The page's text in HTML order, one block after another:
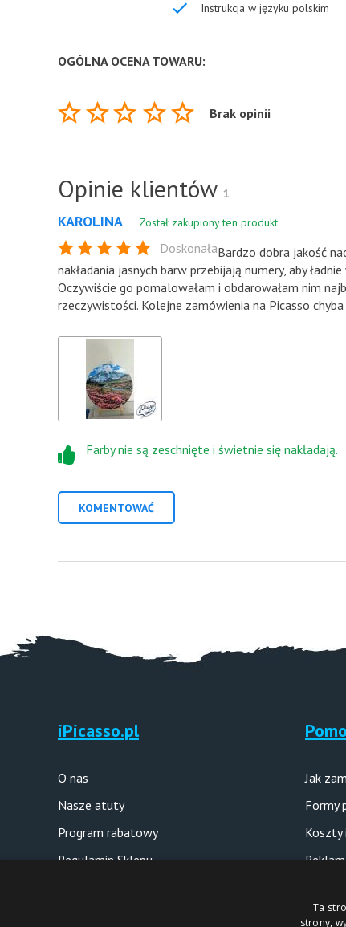
Instrukcja w języku polskim
OGÓLNA OCENA TOWARU:
Brak opinii
Opinie klientów 1
KAROLINA Został zakupiony ten produkt
DoskonałaBardzo dobra jakość
nakładania jasnych barw przebijają numery, aby
Oczywiście go pomalowałam i obdarowałam nim
rzeczywistości. Kolejne zamówienia na Picasso
Farby nie są zeschnięte i świetnie się nakładają.
KOMENTOWAĆ
iPicasso.pl
O nas
Nasze atuty
Program rabatowy
Regulamin Sklepu
Jak
Formy
Koszty
Ta
strony,